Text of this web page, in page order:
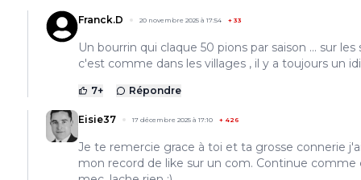
Franck.D 20 novembre 2025 à 17:54 + 33
Un bourrin qui claque 50 pions par saison ... sur les
c'est comme dans les villages , il y a toujours un
7+ Répondre
Eisie37 17 décembre 2025 à 17:10 + 426
Je te remercie grace à toi et ta grosse connerie
mon record de like sur un com. Continue comme